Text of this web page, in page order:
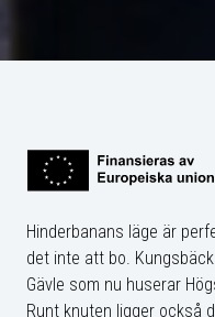
Hinderbanans läge är
det inte att bo.
Gävle som nu huserar
Runt knuten ligger också